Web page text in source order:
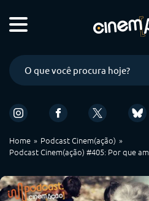
Home
Podcast Cinem(ação)
Podcast Cinem(ação) #405: Por que